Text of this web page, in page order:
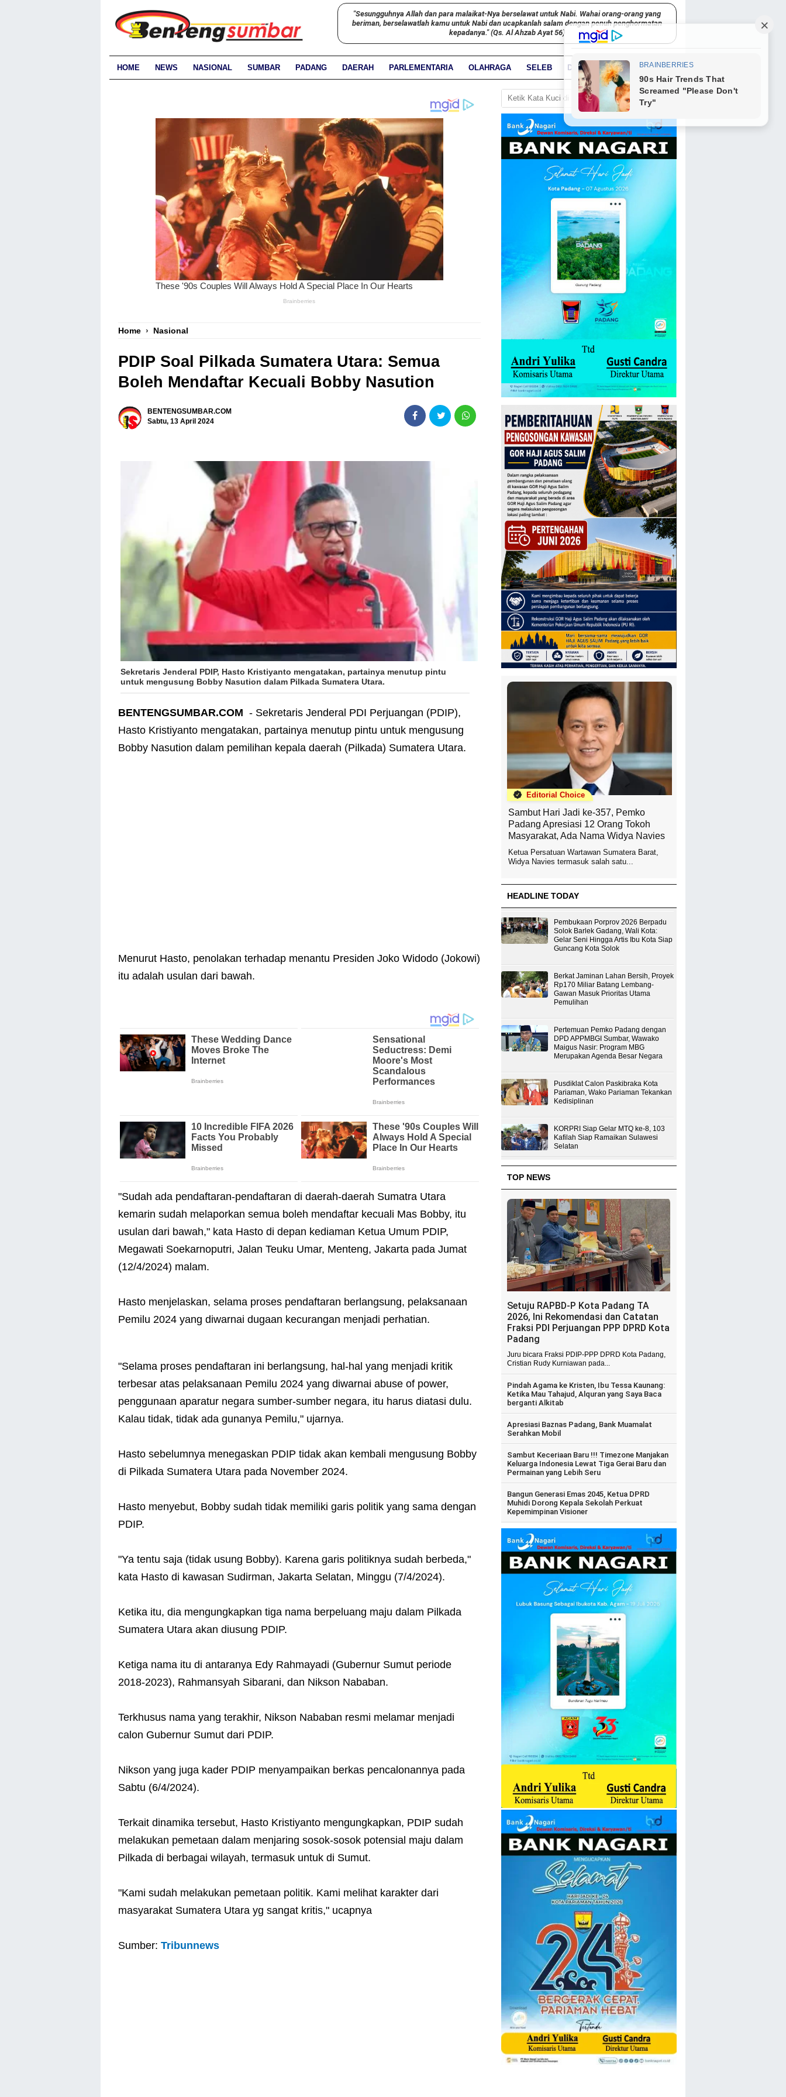
"Sesungguhnya Allah dan para malaikat-Nya berselawat untuk Nabi. Wahai orang-orang yang
beriman, berselawatlah kamu untuk Nabi dan ucapkanlah salam dengan penuh penghormatan
kepadanya." (Qs. Al Ahzab Ayat 56)
HOME NEWS NASIONAL SUMBAR PADANG DAERAH PARLEMENTARIA OLAHRAGA SELEB DUNIA PARIWARA
Home › Nasional
PDIP Soal Pilkada Sumatera Utara: Semua
Boleh Mendaftar Kecuali Bobby Nasution
BENTENGSUMBAR.COM
Sabtu, 13 April 2024
Sekretaris Jenderal PDIP, Hasto Kristiyanto mengatakan, partainya menutup pintu
untuk mengusung Bobby Nasution dalam Pilkada Sumatera Utara.
BENTENGSUMBAR.COM - Sekretaris Jenderal PDI Perjuangan (PDIP),
Hasto Kristiyanto mengatakan, partainya menutup pintu untuk mengusung
Bobby Nasution dalam pemilihan kepala daerah (Pilkada) Sumatera Utara.
Menurut Hasto, penolakan terhadap menantu Presiden Joko Widodo (Jokowi)
itu adalah usulan dari bawah.
"Sudah ada pendaftaran-pendaftaran di daerah-daerah Sumatra Utara
kemarin sudah melaporkan semua boleh mendaftar kecuali Mas Bobby, itu
usulan dari bawah," kata Hasto di depan kediaman Ketua Umum PDIP,
Megawati Soekarnoputri, Jalan Teuku Umar, Menteng, Jakarta pada Jumat
(12/4/2024) malam.
Hasto menjelaskan, selama proses pendaftaran berlangsung, pelaksanaan
Pemilu 2024 yang diwarnai dugaan kecurangan menjadi perhatian.
"Selama proses pendaftaran ini berlangsung, hal-hal yang menjadi kritik
terbesar atas pelaksanaan Pemilu 2024 yang diwarnai abuse of power,
penggunaan aparatur negara sumber-sumber negara, itu harus diatasi dulu.
Kalau tidak, tidak ada gunanya Pemilu," ujarnya.
Hasto sebelumnya menegaskan PDIP tidak akan kembali mengusung Bobby
di Pilkada Sumatera Utara pada November 2024.
Hasto menyebut, Bobby sudah tidak memiliki garis politik yang sama dengan
PDIP.
"Ya tentu saja (tidak usung Bobby). Karena garis politiknya sudah berbeda,"
kata Hasto di kawasan Sudirman, Jakarta Selatan, Minggu (7/4/2024).
Ketika itu, dia mengungkapkan tiga nama berpeluang maju dalam Pilkada
Sumatera Utara akan diusung PDIP.
Ketiga nama itu di antaranya Edy Rahmayadi (Gubernur Sumut periode
2018-2023), Rahmansyah Sibarani, dan Nikson Nababan.
Terkhusus nama yang terakhir, Nikson Nababan resmi melamar menjadi
calon Gubernur Sumut dari PDIP.
Nikson yang juga kader PDIP menyampaikan berkas pencalonannya pada
Sabtu (6/4/2024).
Terkait dinamika tersebut, Hasto Kristiyanto mengungkapkan, PDIP sudah
melakukan pemetaan dalam menjaring sosok-sosok potensial maju dalam
Pilkada di berbagai wilayah, termasuk untuk di Sumut.
"Kami sudah melakukan pemetaan politik. Kami melihat karakter dari
masyarakat Sumatera Utara yg sangat kritis," ucapnya
Sumber: Tribunnews
Editorial Choice
Sambut Hari Jadi ke-357, Pemko
Padang Apresiasi 12 Orang Tokoh
Masyarakat, Ada Nama Widya Navies
Ketua Persatuan Wartawan Sumatera Barat,
Widya Navies termasuk salah satu...
HEADLINE TODAY
Pembukaan Porprov 2026 Berpadu
Solok Barlek Gadang, Wali Kota:
Gelar Seni Hingga Artis Ibu Kota Siap
Guncang Kota Solok
Berkat Jaminan Lahan Bersih, Proyek
Rp170 Miliar Batang Lembang-
Gawan Masuk Prioritas Utama
Pemulihan
Pertemuan Pemko Padang dengan
DPD APPMBGI Sumbar, Wawako
Maigus Nasir: Program MBG
Merupakan Agenda Besar Negara
Pusdiklat Calon Paskibraka Kota
Pariaman, Wako Pariaman Tekankan
Kedisiplinan
KORPRI Siap Gelar MTQ ke-8, 103
Kafilah Siap Ramaikan Sulawesi
Selatan
TOP NEWS
Setuju RAPBD-P Kota Padang TA
2026, Ini Rekomendasi dan Catatan
Fraksi PDI Perjuangan PPP DPRD Kota
Padang
Juru bicara Fraksi PDIP-PPP DPRD Kota Padang,
Cristian Rudy Kurniawan pada...
Pindah Agama ke Kristen, Ibu Tessa Kaunang:
Ketika Mau Tahajud, Alquran yang Saya Baca
berganti Alkitab
Apresiasi Baznas Padang, Bank Muamalat
Serahkan Mobil
Sambut Keceriaan Baru !!! Timezone Manjakan
Keluarga Indonesia Lewat Tiga Gerai Baru dan
Permainan yang Lebih Seru
Bangun Generasi Emas 2045, Ketua DPRD
Muhidi Dorong Kepala Sekolah Perkuat
Kepemimpinan Visioner